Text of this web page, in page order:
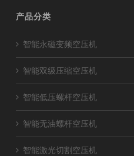
产品分类
智能永磁变频空压机
智能双级压缩空压机
智能低压螺杆空压机
智能无油螺杆空压机
智能激光切割空压机